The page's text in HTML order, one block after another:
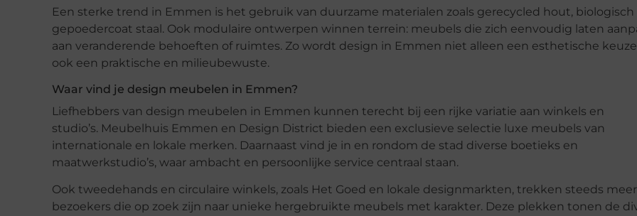
Een sterke trend in Emmen is het gebruik van duurzame materialen zoals gerecycled hout, biologisch
gepoedercoat staal. Ook modulaire ontwerpen winnen terrein: meubels die zich eenvoudig laten
aan veranderende behoeften of ruimtes. Zo wordt design in Emmen niet alleen een esthetische
ook een praktische en milieubewuste.
Waar vind je design meubelen in Emmen?
Liefhebbers van design meubelen in Emmen kunnen terecht bij een rijke variatie aan winkels en
studio’s. Meubelhuis Emmen en Design District bieden een exclusieve selectie luxe meubels van
internationale en lokale merken. Daarnaast vind je in en rondom de stad diverse boetieks en
maatwerkstudio’s, waar ambacht en persoonlijke service centraal staan.
Ook tweedehands en circulaire winkels, zoals Het Goed en lokale designmarkten, trekken steeds meer
bezoekers die op zoek zijn naar unieke hergebruikte meubels met karakter. Deze plekken tonen de